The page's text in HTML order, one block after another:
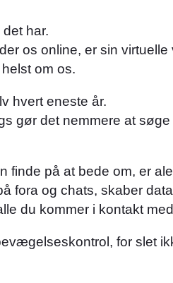
har.
os online, er sin
om os.
hvert eneste år.
gør det nemmere at
finde på at bede om, er
fora og chats, skaber
du kommer i kontakt
for slet